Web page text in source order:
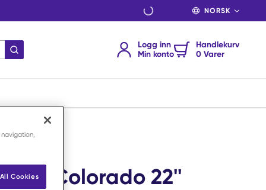
SPRÅK
send søk
Logg inn
Min konto
Handlekurv
0 Varer
Colorado 22''
Cookies